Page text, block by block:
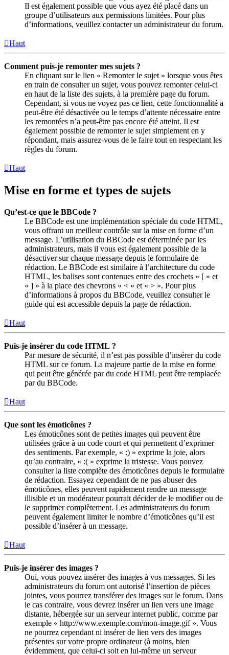
Il est également possible que vous ayez été placé dans un
groupe d’utilisateurs aux permissions limitées. Pour plus
d’informations, veuillez contacter un administrateur du forum.
Haut
Comment puis-je remonter mes sujets ?
En cliquant sur le lien « Remonter le sujet » lorsque vous êtes
en train de consulter un sujet, vous pouvez remonter celui-ci
en haut de la liste des sujets, à la première page du forum.
Cependant, si vous ne voyez pas ce lien, cette fonctionnalité a
peut-être été désactivée ou le temps d’attente nécessaire entre
les remontées n’a peut-être pas encore été atteint. Il est
également possible de remonter le sujet simplement en y
répondant, mais assurez-vous de le faire tout en respectant les
règles du forum.
Haut
Mise en forme et types de sujets
Qu’est-ce que le BBCode ?
Le BBCode est une implémentation spéciale du code HTML,
vous offrant un meilleur contrôle sur la mise en forme d’un
message. L’utilisation du BBCode est déterminée par les
administrateurs, mais il vous est également possible de la
désactiver sur chaque message depuis le formulaire de
rédaction. Le BBCode est similaire à l’architecture du code
HTML, les balises sont contenues entre des crochets « [ » et
« ] » à la place des chevrons « < » et « > ». Pour plus
d’informations à propos du BBCode, veuillez consulter le
guide qui est accessible depuis la page de rédaction.
Haut
Puis-je insérer du code HTML ?
Par mesure de sécurité, il n’est pas possible d’insérer du code
HTML sur ce forum. La majeure partie de la mise en forme
qui peut être générée par du code HTML peut être remplacée
par du BBCode.
Haut
Que sont les émoticônes ?
Les émoticônes sont de petites images qui peuvent être
utilisées grâce à un code court et qui permettent d’exprimer
des sentiments. Par exemple, « :) » exprime la joie, alors
qu’au contraire, « :( » exprime la tristesse. Vous pouvez
consulter la liste complète des émoticônes depuis le formulaire
de rédaction. Essayez cependant de ne pas abuser des
émoticônes, elles peuvent rapidement rendre un message
illisible et un modérateur pourrait décider de le modifier ou de
le supprimer complètement. Les administrateurs du forum
peuvent également limiter le nombre d’émoticônes qu’il est
possible d’insérer à un message.
Haut
Puis-je insérer des images ?
Oui, vous pouvez insérer des images à vos messages. Si les
administrateurs du forum ont autorisé l’insertion de pièces
jointes, vous pourrez transférer des images sur le forum. Dans
le cas contraire, vous devrez insérer un lien vers une image
distante, hébergée sur un serveur internet public, comme par
exemple « http://www.exemple.com/mon-image.gif ». Vous
ne pourrez cependant ni insérer de lien vers des images
présentes sur votre propre ordinateur (à moins, bien
évidemment, que celui-ci soit en lui-même un serveur